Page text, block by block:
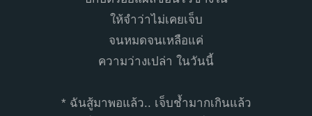
ให้จำว่าไม่เคยเจ็บ
จนหมดจนเหลือแค่
ความว่างเปล่า ในวันนี้
* ฉันสู้มาพอแล้ว.. เจ็บช้ำมากเกินแล้ว